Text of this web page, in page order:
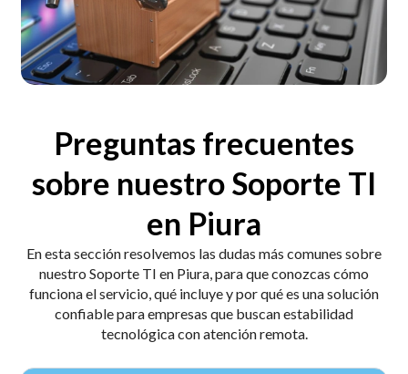
Preguntas frecuentes
sobre nuestro Soporte TI
en Piura
En esta sección resolvemos las dudas más comunes sobre
nuestro Soporte TI en Piura, para que conozcas cómo
funciona el servicio, qué incluye y por qué es una solución
confiable para empresas que buscan estabilidad
tecnológica con atención remota.